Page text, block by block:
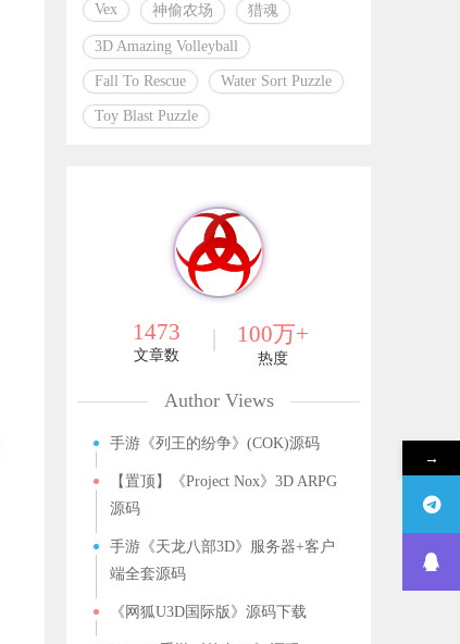
Vex 神偷农场 猎魂
3D Amazing Volleyball
Fall To Rescue Water Sort Puzzle
Toy Blast Puzzle
1473
文章数
100万+
热度
Author Views
手游《列王的纷争》(COK)源码
【置顶】《Project Nox》3D ARPG
源码
手游《天龙八部3D》服务器+客户
端全套源码
《网狐U3D国际版》源码下载
→